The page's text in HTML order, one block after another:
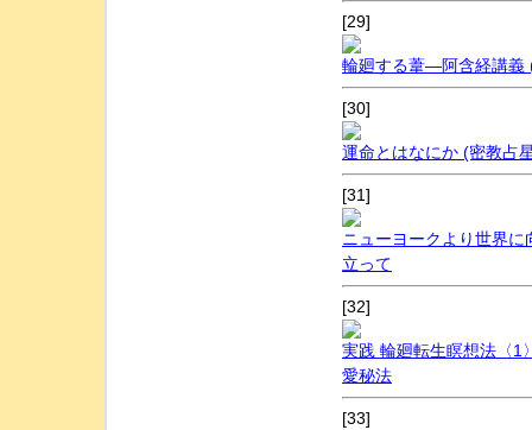
[29]
輪廻する葦―阿含経講義
[30]
運命とはなにか (密教占
[31]
ニューヨークより世界
立って
[32]
実践 輪廻転生瞑想法〈1
愛秘法
[33]